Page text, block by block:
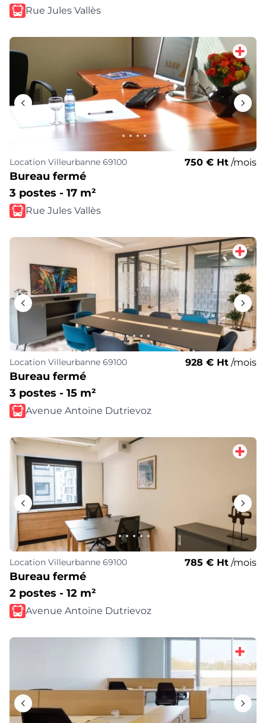
Rue Jules Vallès
Location Villeurbanne 69100 750 € Ht /mois
Bureau fermé
3 postes - 17 m²
Rue Jules Vallès
Location Villeurbanne 69100 928 € Ht /mois
Bureau fermé
3 postes - 15 m²
Avenue Antoine Dutrievoz
Location Villeurbanne 69100 785 € Ht /mois
Bureau fermé
2 postes - 12 m²
Avenue Antoine Dutrievoz